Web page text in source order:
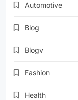
Automotive
Blog
Blogv
Fashion
Health